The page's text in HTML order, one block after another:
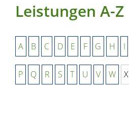
Leistungen A-Z
A B C D E F G H I
P Q R S T U V W X